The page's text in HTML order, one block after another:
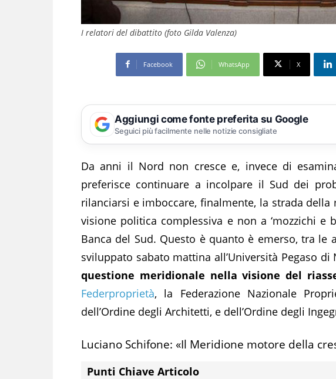
I relatori del dibattito (foto Gilda Valenza)
Facebook WhatsApp X
Aggiungi come fonte preferita su Google
Seguici più facilmente nelle notizie consigliate
Da anni il Nord non cresce e, invece di
preferisce continuare a incolpare il Sud dei
rilanciarsi e imboccare, finalmente, la strada
visione politica complessiva e non a ‘mozzichi e
Banca del Sud. Questo è quanto è emerso, tra le
sviluppato sabato mattina all’Università Pegaso
questione meridionale nella visione del
Federproprietà, la Federazione Nazionale
dell’Ordine degli Architetti, e dell’Ordine degli
Luciano Schifone: «Il Meridione motore della
Punti Chiave Articolo